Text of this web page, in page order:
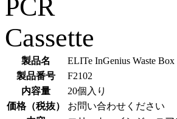
製品名
ELITe InGenius Waste Box
製品番号
F2102
内容量
20個入り
価格（税抜）
お問い合わせください